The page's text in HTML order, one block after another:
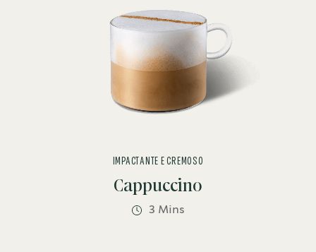
Cappuccino
IMPACTANTE E CREMOSO
3 Mins